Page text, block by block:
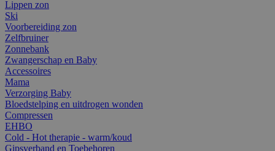
Lippen zon
Ski
Voorbereiding zon
Zelfbruiner
Zonnebank
Zwangerschap en Baby
Accessoires
Mama
Verzorging Baby
Bloedstelping en uitdrogen wonden
Compressen
EHBO
Cold - Hot therapie - warm/koud
Gipsverband en Toebehoren